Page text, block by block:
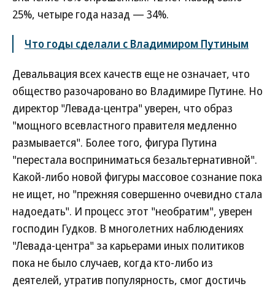
25%, четыре года назад — 34%.
Что годы сделали с Владимиром Путиным
Девальвация всех качеств еще не означает, что
общество разочаровано во Владимире Путине. Но
директор "Левада-центра" уверен, что образ
"мощного всевластного правителя медленно
размывается". Более того, фигура Путина
"перестала восприниматься безальтернативной".
Какой-либо новой фигуры массовое сознание пока
не ищет, но "прежняя совершенно очевидно стала
надоедать". И процесс этот "необратим", уверен
господин Гудков. В многолетних наблюдениях
"Левада-центра" за карьерами иных политиков
пока не было случаев, когда кто-либо из
деятелей, утратив популярность, смог достичь